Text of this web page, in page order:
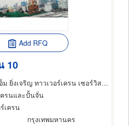
Add RFQ
10
บริษัท เอ็ม แอนด์ เอ็ม ยิ่งเจริญ ทาวเวอร์เครน เซอร์วิส จำกัด
ครนและปั้นจั่น
เครน
กรุงเทพมหานคร